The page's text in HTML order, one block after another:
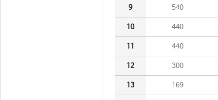
9 540
10 440
11 440
12 300
13 169